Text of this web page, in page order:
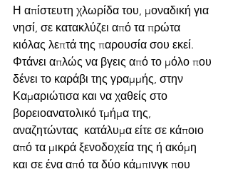
Η απίστευτη χλωρίδα του, μοναδική για
νησί, σε κατακλύζει από τα πρώτα
κιόλας λεπτά της παρουσία σου εκεί.
Φτάνει απλώς να βγεις από το μόλο που
δένει το καράβι της γραμμής, στην
Καμαριώτισα και να χαθείς στο
βορειοανατολικό τμήμα της,
αναζητώντας  κατάλυμα είτε σε κάποιο
από τα μικρά ξενοδοχεία της ή ακόμη
και σε ένα από τα δύο κάμπινγκ που